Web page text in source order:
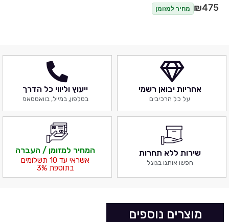
₪475 מחיר למזומן
אחריות יבואן רשמי
על כל הרכיבים
ייעוץ וליווי כל הדרך
בטלפון, במייל, בוואטסאפ
שירות ללא תחרות
חפשו אותנו בגוגל
המחיר למזומן / העברה
אשראי עד 10 תשלומים
בתוספת 3%
מוצרים נוספים